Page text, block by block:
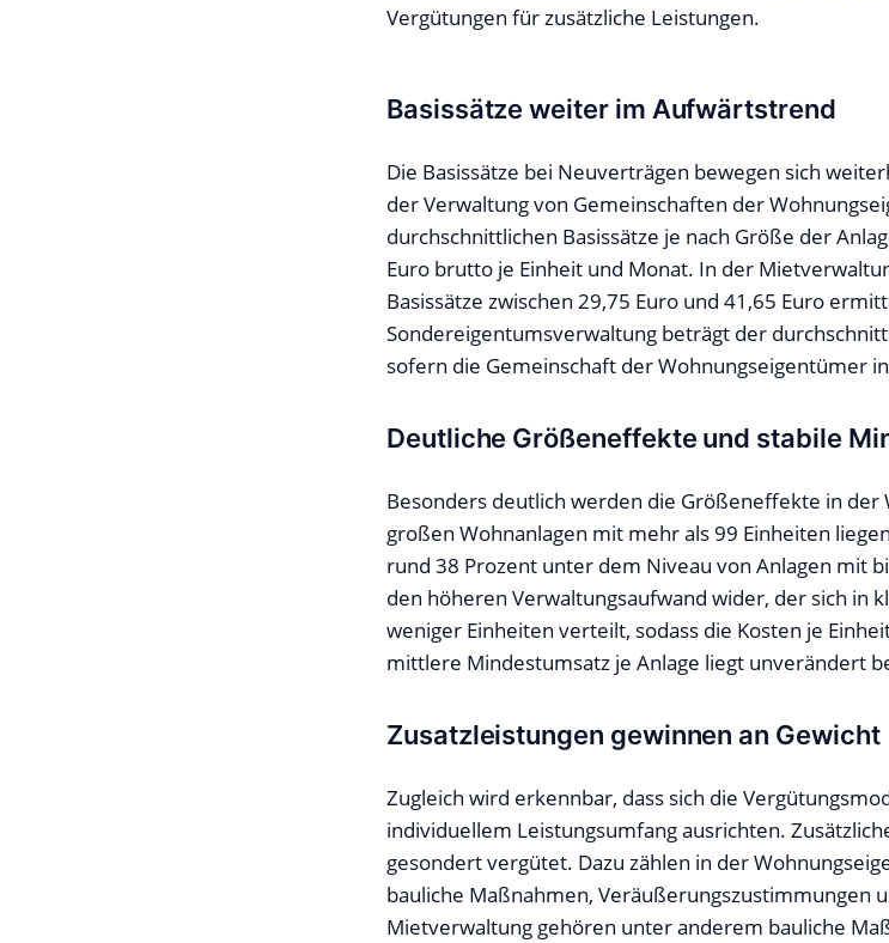
Vergütungen für zusätzliche Leistungen.
Basissätze weiter im Aufwärtstrend
Die Basissätze bei Neuverträgen bewegen sich
der Verwaltung von Gemeinschaften der
durchschnittlichen Basissätze je nach Größe der
Euro brutto je Einheit und Monat. In der
Basissätze zwischen 29,75 Euro und 41,65 Euro
Sondereigentumsverwaltung beträgt der
sofern die Gemeinschaft der Wohnungseigentümer
Deutliche Größeneffekte und stabile
Besonders deutlich werden die Größeneffekte in
großen Wohnanlagen mit mehr als 99 Einheiten
rund 38 Prozent unter dem Niveau von Anlagen mit
den höheren Verwaltungsaufwand wider, der sich in
weniger Einheiten verteilt, sodass die Kosten je
mittlere Mindestumsatz je Anlage liegt unverändert
Zusatzleistungen gewinnen an Gewicht
Zugleich wird erkennbar, dass sich die
individuellem Leistungsumfang ausrichten.
gesondert vergütet. Dazu zählen in der
bauliche Maßnahmen, Veräußerungszustimmungen
Mietverwaltung gehören unter anderem bauliche